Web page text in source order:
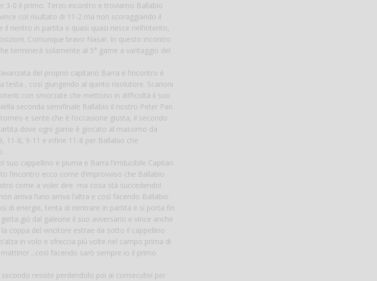
3-0 il primo. Terzo incontro e troviamo Ballabio
col risultato di 11-2 ma non scoraggiando il
rientro in partita e quasi quasi riesce nell’intento,
Comunque bravo Nasar. In questo incontro
terminerà solamente al 5° game a vantaggio del
del proprio capitano Barra e l’incontro è
testa , così giungendo al quinto risolutore. Scarioni
con smorzate che mettono in difficoltà il suo
seconda semifinale Ballabio il nostro Peter Pan
e sente che è l’occasione giusta, il secondo
dove ogni game è giocato al massimo da
11-8, 9-11 e infine 11-8 per Ballabio che
cappellino e piuma e Barra l’irriducibile Capitan
l’incontro ecco come d’improvviso che Ballabio
come a voler dire ma cosa stà succedendo!
arriva l’uno arriva l’altra e così facendo Ballabio
di energie, tenta di rientrare in partita e si porta fin
getta giù dal galeone il suo avversario e vince anche
coppa del vincitore estrae da sotto il cappellino
in volo e sfreccia più volte nel campo prima di
...così facendo sarò sempre io il primo
resiste perdendolo poi ai consecutivi per